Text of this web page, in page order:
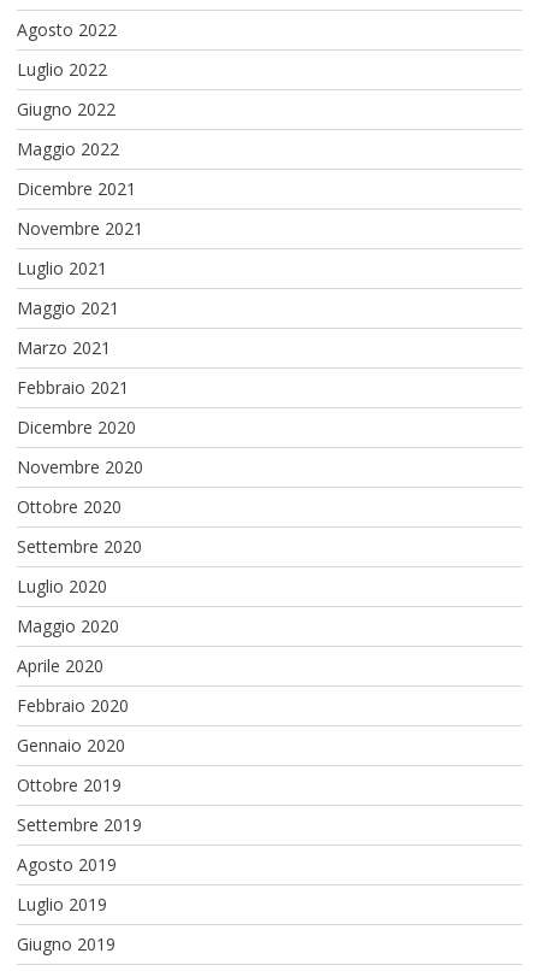
Agosto 2022
Luglio 2022
Giugno 2022
Maggio 2022
Dicembre 2021
Novembre 2021
Luglio 2021
Maggio 2021
Marzo 2021
Febbraio 2021
Dicembre 2020
Novembre 2020
Ottobre 2020
Settembre 2020
Luglio 2020
Maggio 2020
Aprile 2020
Febbraio 2020
Gennaio 2020
Ottobre 2019
Settembre 2019
Agosto 2019
Luglio 2019
Giugno 2019